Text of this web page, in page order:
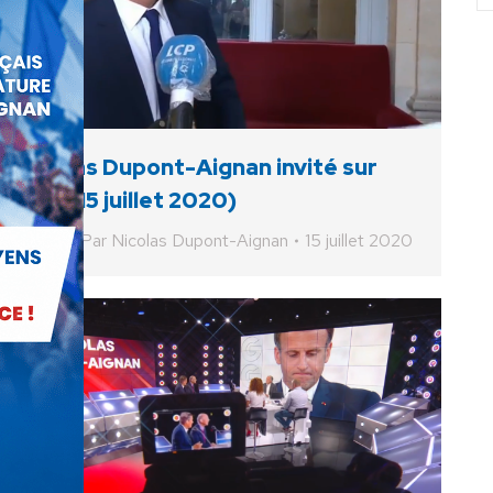
Nicolas Dupont-Aignan invité sur
LCP (15 juillet 2020)
Par Nicolas Dupont-Aignan 15 juillet 2020